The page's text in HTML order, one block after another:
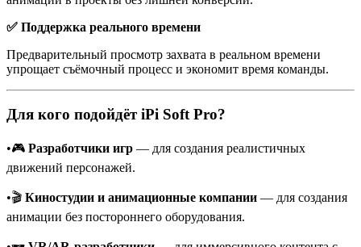
✅ Поддержка реального времени
Предварительный просмотр захвата в реальном времени
упрощает съёмочный процесс и экономит время команды.
Для кого подойдёт iPi Soft Pro?
•🎮 Разработчики игр — для создания реалистичных
движений персонажей.
•🎬 Киностудии и анимационные компании — для создания
анимации без постороннего оборудования.